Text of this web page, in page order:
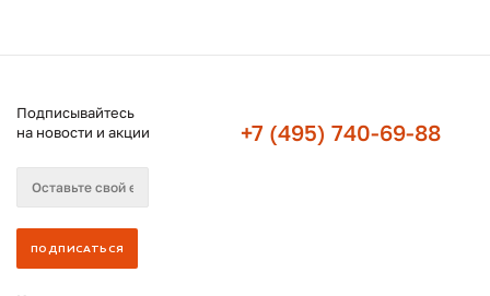
Подписывайтесь
на новости и акции
+7 (495) 740-69-88